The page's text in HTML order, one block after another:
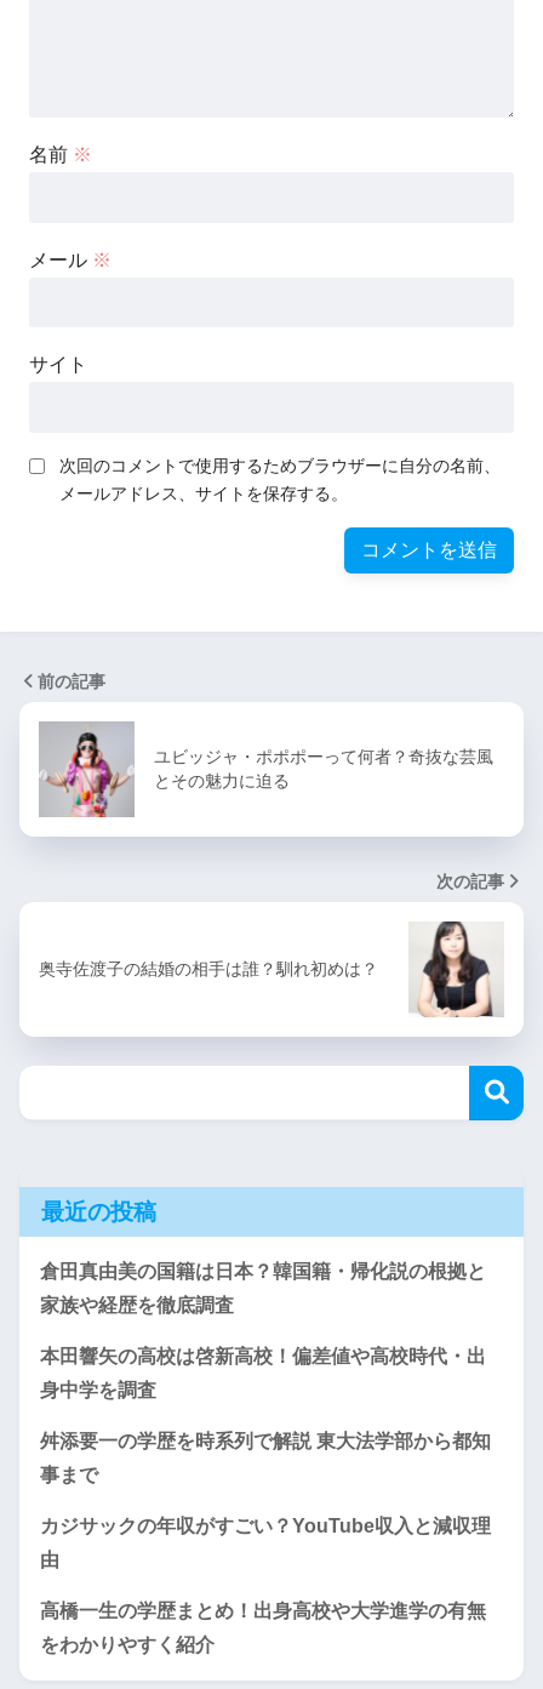
名前 ※
メール ※
サイト
次回のコメントで使用するためブラウザーに自分の名前、
メールアドレス、サイトを保存する。
前の記事
ユビッジャ・ポポポーって何者？奇抜な芸風
とその魅力に迫る
次の記事
奥寺佐渡子の結婚の相手は誰？馴れ初めは？
最近の投稿
倉田真由美の国籍は日本？韓国籍・帰化説の根拠と
家族や経歴を徹底調査
本田響矢の高校は啓新高校！偏差値や高校時代・出
身中学を調査
舛添要一の学歴を時系列で解説 東大法学部から都知
事まで
カジサックの年収がすごい？YouTube収入と減収理
由
高橋一生の学歴まとめ！出身高校や大学進学の有無
をわかりやすく紹介